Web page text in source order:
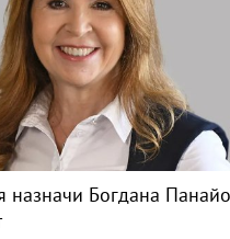
назначи Богдана